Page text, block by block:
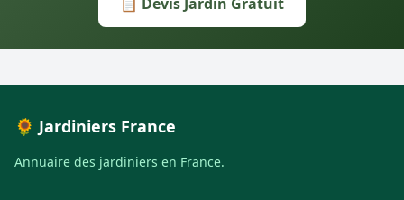
🌻 Jardiniers France
Annuaire des jardiniers en France.